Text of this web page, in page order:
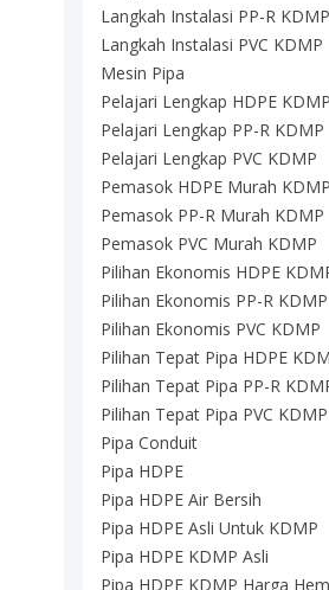
Langkah Instalasi PP-R KDMP
Langkah Instalasi PVC KDMP
Mesin Pipa
Pelajari Lengkap HDPE KDMP
Pelajari Lengkap PP-R KDMP
Pelajari Lengkap PVC KDMP
Pemasok HDPE Murah KDMP
Pemasok PP-R Murah KDMP
Pemasok PVC Murah KDMP
Pilihan Ekonomis HDPE
Pilihan Ekonomis PP-R KDMP
Pilihan Ekonomis PVC KDMP
Pilihan Tepat Pipa HDPE
Pilihan Tepat Pipa PP-R
Pilihan Tepat Pipa PVC KDMP
Pipa Conduit
Pipa HDPE
Pipa HDPE Air Bersih
Pipa HDPE Asli Untuk KDMP
Pipa HDPE KDMP Asli
Pipa HDPE KDMP Harga